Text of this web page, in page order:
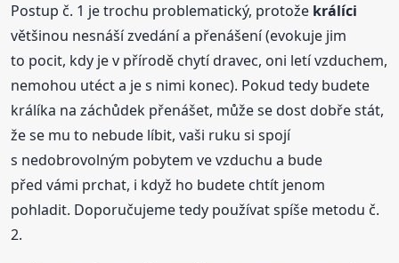
Postup č. 1 je trochu problematický, protože králíci
většinou nesnáší zvedání a přenášení (evokuje jim
to pocit, kdy je v přírodě chytí dravec, oni letí vzduchem,
nemohou utéct a je s nimi konec). Pokud tedy budete
králíka na záchůdek přenášet, může se dost dobře stát,
že se mu to nebude líbit, vaši ruku si spojí
s nedobrovolným pobytem ve vzduchu a bude
před vámi prchat, i když ho budete chtít jenom
pohladit. Doporučujeme tedy používat spíše metodu č.
2.